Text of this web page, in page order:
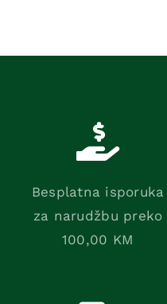
Besplatna isporuka
za narudžbu preko
100,00 KM